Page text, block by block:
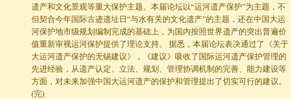
遗产和文化景观等重大保护主题。本届论坛以“运河遗产保护”为主题，不
但契合今年国际古迹遗址日“与水有关的文化遗产”的主题，还在中国大运
河保护地市级规划编制完成的基础上，为国内按照世界遗产的突出普遍价
值重新审视运河保护提供了理论支持。 据悉，本届论坛表决通过了《关于
大运河遗产保护的无锡建议》，《建议》吸收了国际运河遗产保护管理的
先进经验，从遗产认定、立法、规划、管理协调机制的完善、能力建设等
方面，对未来加强中国大运河遗产的保护和管理提出了切实可行的建议。
(完)